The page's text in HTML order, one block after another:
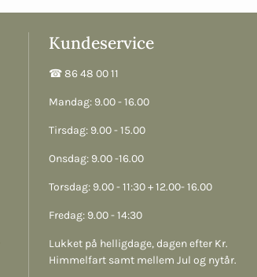
Kundeservice
☎︎ 86 48 00 11
Mandag: 9.00 - 16.00
Tirsdag: 9.00 - 15.00
Onsdag: 9.00 -16.00
Torsdag: 9.00 - 11:30 + 12.00- 16.00
Fredag: 9.00 - 14:30
Lukket på helligdage, dagen efter Kr.
Himmelfart samt mellem Jul og nytår.